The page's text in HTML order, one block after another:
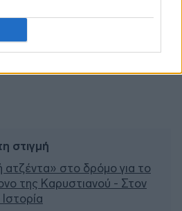
στιγμή
ατζέντα» στο δρόμο για το
της Καρυστιανού - Στον